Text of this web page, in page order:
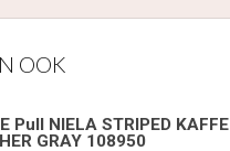
OOK
Pull NIELA STRIPED KAFFE
GRAY 108950